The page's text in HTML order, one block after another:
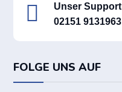

Unser Support
02151 9131963
FOLGE UNS AUF